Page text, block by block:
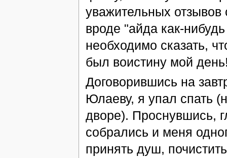
уважительных
вроде "айда как-
необходимо сказать,
был воистину мой
Договорившись на
Юлаеву, я упал спать
дворе). Проснувшись,
собрались и меня
принять душ,